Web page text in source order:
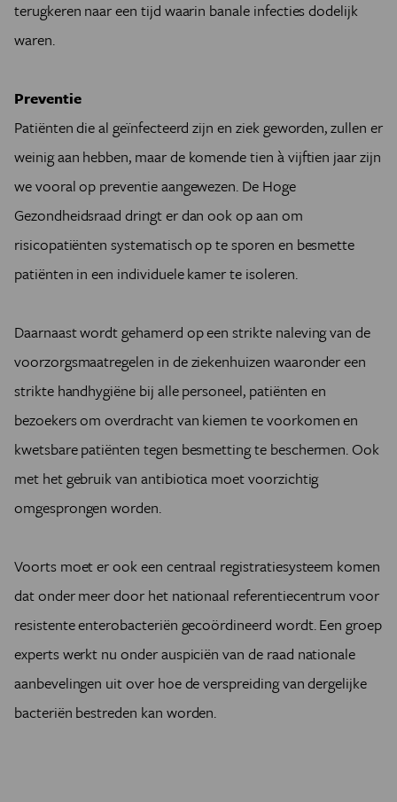
terugkeren naar een tijd waarin banale infecties dodelijk
waren.
Preventie
Patiënten die al geïnfecteerd zijn en ziek geworden, zullen er
weinig aan hebben, maar de komende tien à vijftien jaar zijn
we vooral op preventie aangewezen. De Hoge
Gezondheidsraad dringt er dan ook op aan om
risicopatiënten systematisch op te sporen en besmette
patiënten in een individuele kamer te isoleren.
Daarnaast wordt gehamerd op een strikte naleving van de
voorzorgsmaatregelen in de ziekenhuizen waaronder een
strikte handhygiëne bij alle personeel, patiënten en
bezoekers om overdracht van kiemen te voorkomen en
kwetsbare patiënten tegen besmetting te beschermen. Ook
met het gebruik van antibiotica moet voorzichtig
omgesprongen worden.
Voorts moet er ook een centraal registratiesysteem komen
dat onder meer door het nationaal referentiecentrum voor
resistente enterobacteriën gecoördineerd wordt. Een groep
experts werkt nu onder auspiciën van de raad nationale
aanbevelingen uit over hoe de verspreiding van dergelijke
bacteriën bestreden kan worden.